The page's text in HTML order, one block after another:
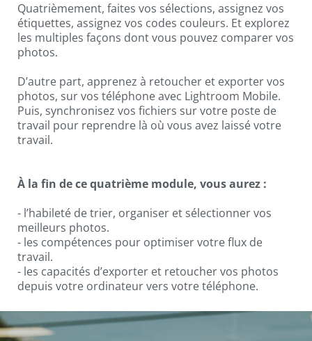
Quatrièmement, faites vos sélections, assignez vos
étiquettes, assignez vos codes couleurs. Et explorez
les multiples façons dont vous pouvez comparer vos
photos.
D’autre part, apprenez à retoucher et exporter vos
photos, sur vos téléphone avec Lightroom Mobile.
Puis, synchronisez vos fichiers sur votre poste de
travail pour reprendre là où vous avez laissé votre
travail.
À la fin de ce quatrième module, vous aurez :
- l’habileté de trier, organiser et sélectionner vos
meilleurs photos.
- les compétences pour optimiser votre flux de
travail.
- les capacités d’exporter et retoucher vos photos
depuis votre ordinateur vers votre téléphone.